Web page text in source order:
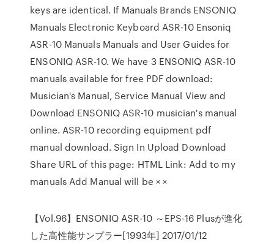
keys are identical. If Manuals Brands ENSONIQ
Manuals Electronic Keyboard ASR-10 Ensoniq
ASR-10 Manuals Manuals and User Guides for
ENSONIQ ASR-10. We have 3 ENSONIQ ASR-10
manuals available for free PDF download:
Musician's Manual, Service Manual View and
Download ENSONIQ ASR-10 musician's manual
online. ASR-10 recording equipment pdf
manual download. Sign In Upload Download
Share URL of this page: HTML Link: Add to my
manuals Add Manual will be × ×
【Vol.96】ENSONIQ ASR-10 ～EPS-16 Plusが進化
した高性能サンプラー[1993年] 2017/01/12